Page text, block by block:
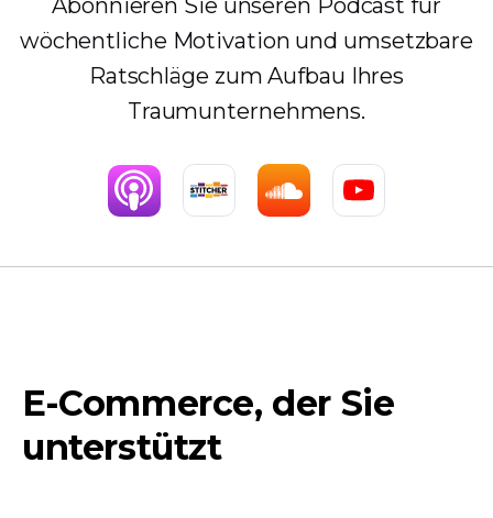
Abonnieren Sie unseren Podcast für
wöchentliche Motivation und umsetzbare
Ratschläge zum Aufbau Ihres
Traumunternehmens.
E-Commerce, der Sie
unterstützt